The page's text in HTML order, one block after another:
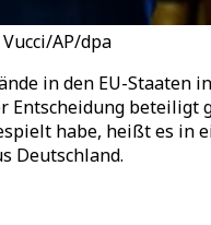
AP/dpa
in den EU-Staaten
beteiligt
habe, heißt es
Deutschland.